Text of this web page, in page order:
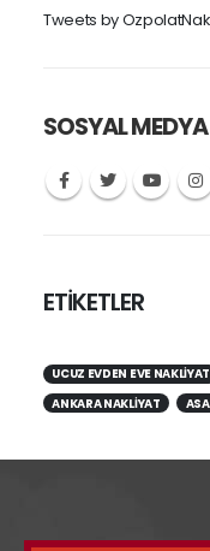
Tweets by
SOSYAL MEDYA
ETİKETLER
UCUZ EVDEN EVE NAKLIYAT
ANKARA NAKLIYAT